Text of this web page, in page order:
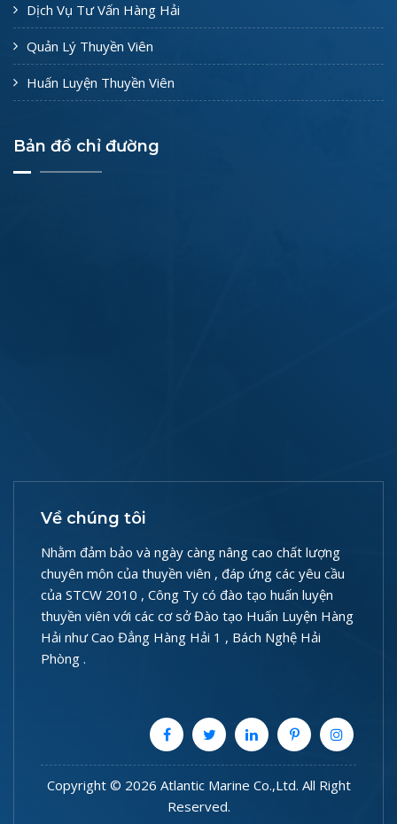
Dịch Vụ Tư Vấn Hàng Hải
Quản Lý Thuyền Viên
Huấn Luyện Thuyền Viên
Bản đồ chỉ đường
Về chúng tôi
Nhằm đảm bảo và ngày càng nâng cao chất lượng
chuyên môn của thuyền viên , đáp ứng các yêu cầu
của STCW 2010 , Công Ty có đào tạo huấn luyện
thuyền viên với các cơ sở Đào tạo Huấn Luyện Hàng
Hải như Cao Đẳng Hàng Hải 1 , Bách Nghệ Hải
Phòng .
Copyright © 2026 Atlantic Marine Co.,Ltd. All Right
Reserved.